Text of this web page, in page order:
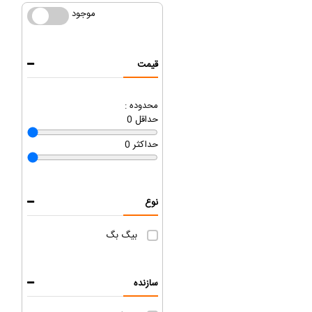
موجود موجود
قیمت
محدوده :
0 حداقل
0 حداکثر
نوع
بیگ بگ
سازنده